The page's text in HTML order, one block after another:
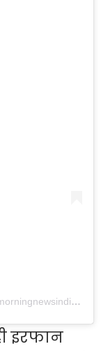
A post shared by MorningNewsIndia (@morningnewsindiaa)
इरफान